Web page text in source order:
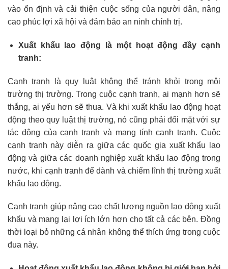
vào ổn định và cải thiện cuộc sống của người dân, nâng
cao phúc lợi xã hội và đảm bảo an ninh chính trị.
Xuất khẩu lao động là một hoạt động đầy cạnh
tranh:
Cạnh tranh là quy luật không thể tránh khỏi trong môi
trường thị trường. Trong cuộc cạnh tranh, ai mạnh hơn sẽ
thắng, ai yếu hơn sẽ thua. Và khi xuất khẩu lao động hoạt
động theo quy luật thị trường, nó cũng phải đối mặt với sự
tác động của cạnh tranh và mang tính cạnh tranh. Cuộc
cạnh tranh này diễn ra giữa các quốc gia xuất khẩu lao
động và giữa các doanh nghiệp xuất khẩu lao động trong
nước, khi cạnh tranh để dành và chiếm lĩnh thị trường xuất
khẩu lao động.
Cạnh tranh giúp nâng cao chất lượng nguồn lao động xuất
khẩu và mang lại lợi ích lớn hơn cho tất cả các bên. Đồng
thời loại bỏ những cá nhân không thể thích ứng trong cuộc
đua này.